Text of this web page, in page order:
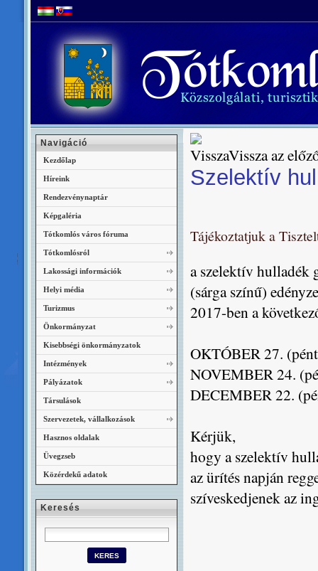
Vissza az
Szelektív
Tájékoztatjuk a
a szelektív hulladék
(sárga színű)
2017-ben a
OKTÓBER 27.
NOVEMBER 24.
DECEMBER 22.
Kérjük,
hogy a szelektív
az ürítés napján
szíveskedjenek az
Navigáció
Kezdőlap
Híreink
Rendezvénynaptár
Képgaléria
Tótkomlós város fóruma
Tótkomlósról
Lakossági információk
Helyi média
Turizmus
Önkormányzat
Kisebbségi önkormányzatok
Intézmények
Pályázatok
Társulások
Szervezetek, vállalkozások
Hasznos oldalak
Üvegzseb
Közérdekű adatok
Keresés